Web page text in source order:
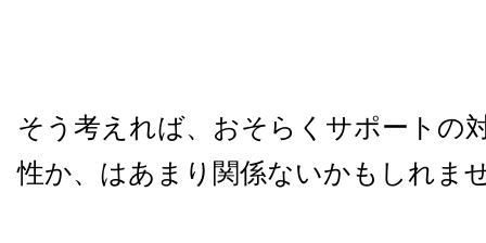
そう考えれば、おそらくサポートの
性か、はあまり関係ないかもしれま